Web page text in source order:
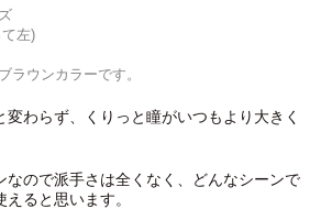
左)
ラウンカラーです。
変わらず、くりっと瞳がいつもより大きく
なので派手さは全くなく、どんなシーンで
ると思います。